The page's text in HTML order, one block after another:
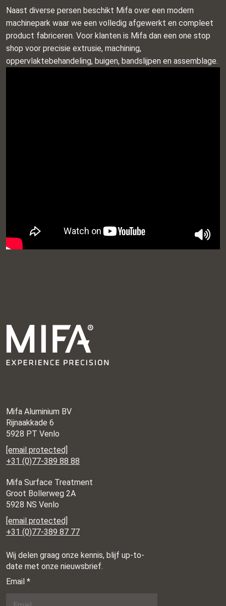
Naast diverse persen beschikt Mifa over een modern
machinepark waar we een volledig afgewerkt en compleet
product fabriceren. Voor klanten is Mifa dan een one stop
shop voor precisie extrusie, machining,
oppervlaktebehandeling, buigen, bandslijpen en assemblage.
Mifa Aluminium BV
Rijnaakkade 6
5928 PT Venlo
[email protected]
+31 (0)77-389 88 88
Mifa Surface Treatment
Groot Bollerweg 2A
5928 NS Venlo
[email protected]
+31 (0)77-389 87 77